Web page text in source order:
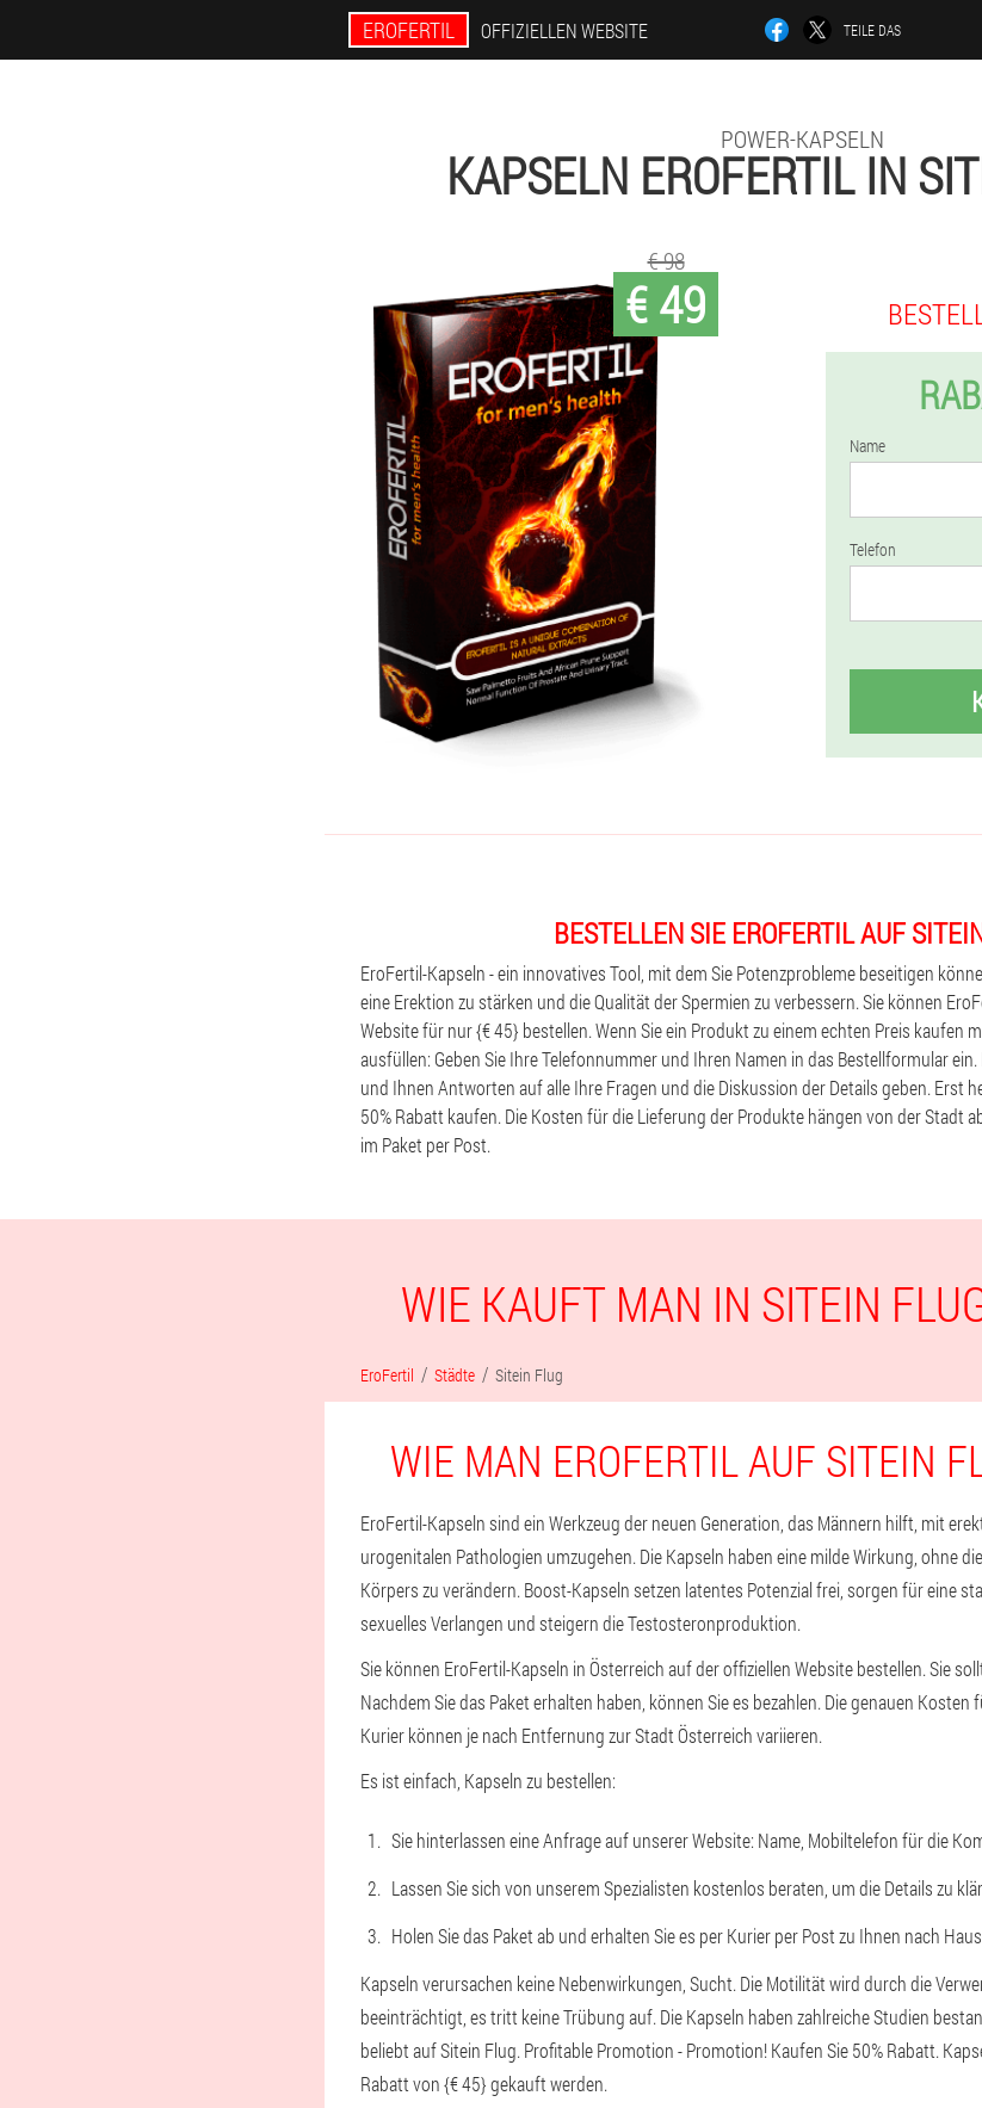
EROFERTIL OFFIZIELLEN WEBSITE TEILE DAS
POWER-KAPSELN
KAPSELN EROFERTIL IN
€ 49
€ 98
Name
Telefon
BESTELLEN SIE EROFERTIL AUF
EroFertil-Kapseln - ein innovatives Tool, mit dem Sie Potenzprobleme beseitigen
eine Erektion zu stärken und die Qualität der Spermien zu verbessern. Sie können
Website für nur {€ 45} bestellen. Wenn Sie ein Produkt zu einem echten Preis kaufen
ausfüllen: Geben Sie Ihre Telefonnummer und Ihren Namen in das Bestellformular
und Ihnen Antworten auf alle Ihre Fragen und die Diskussion der Details geben. Erst
50% Rabatt kaufen. Die Kosten für die Lieferung der Produkte hängen von der Stadt
im Paket per Post.
WIE KAUFT MAN IN SITEIN
EroFertil Städte Sitein Flug
WIE MAN EROFERTIL AUF SITEIN
EroFertil-Kapseln sind ein Werkzeug der neuen Generation, das Männern hilft, mit
urogenitalen Pathologien umzugehen. Die Kapseln haben eine milde Wirkung, ohne
Körpers zu verändern. Boost-Kapseln setzen latentes Potenzial frei, sorgen für eine
sexuelles Verlangen und steigern die Testosteronproduktion.
Sie können EroFertil-Kapseln in Österreich auf der offiziellen Website bestellen. Sie
Nachdem Sie das Paket erhalten haben, können Sie es bezahlen. Die genauen Kosten
Kurier können je nach Entfernung zur Stadt Österreich variieren.
Es ist einfach, Kapseln zu bestellen:
Sie hinterlassen eine Anfrage auf unserer Website: Name, Mobiltelefon für die
Lassen Sie sich von unserem Spezialisten kostenlos beraten, um die Details zu
Holen Sie das Paket ab und erhalten Sie es per Kurier per Post zu Ihnen nach
Kapseln verursachen keine Nebenwirkungen, Sucht. Die Motilität wird durch die
beeinträchtigt, es tritt keine Trübung auf. Die Kapseln haben zahlreiche Studien
beliebt auf Sitein Flug. Profitable Promotion - Promotion! Kaufen Sie 50% Rabatt.
Rabatt von {€ 45} gekauft werden.